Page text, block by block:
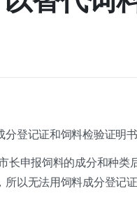
登记证和饲料检验证明书
长申报饲料的成分和种
以无法用饲料成分登记